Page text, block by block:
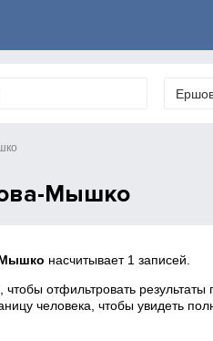
Мышко
насчитывает 1 записей.
отфильтровать результаты
человека, чтобы увидеть